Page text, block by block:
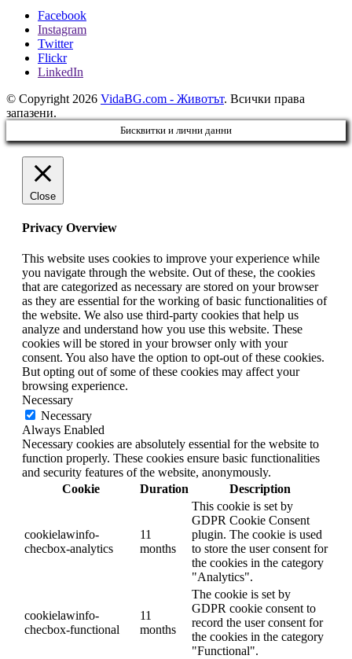
Facebook
Instagram
Twitter
Flickr
LinkedIn
© Copyright 2026 VidaBG.com - Животът. Всички права
запазени.
Бисквитки и лични данни
Close
Privacy Overview
This website uses cookies to improve your experience while
you navigate through the website. Out of these, the cookies
that are categorized as necessary are stored on your browser
as they are essential for the working of basic functionalities of
the website. We also use third-party cookies that help us
analyze and understand how you use this website. These
cookies will be stored in your browser only with your
consent. You also have the option to opt-out of these cookies.
But opting out of some of these cookies may affect your
browsing experience.
Necessary
Necessary
Always Enabled
Necessary cookies are absolutely essential for the website to
function properly. These cookies ensure basic functionalities
and security features of the website, anonymously.
Cookie
Duration Description
cookielawinfo-
checbox-analytics
11
months
This cookie is set by
GDPR Cookie Consent
plugin. The cookie is used
to store the user consent for
the cookies in the category
"Analytics".
cookielawinfo-
checbox-functional
11
months
The cookie is set by
GDPR cookie consent to
record the user consent for
the cookies in the category
"Functional".